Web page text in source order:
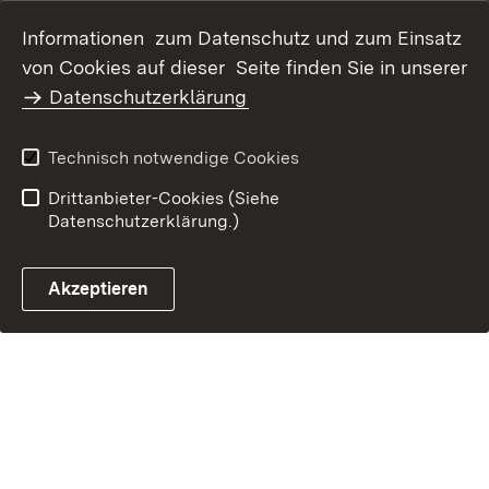
Barrierefreiheit
Benutzungshinweise
Impressum
Informationen zum Datenschutz und zum Einsatz
von Cookies auf dieser Seite finden Sie in unserer
Datenschutzerklärung
Technisch notwendige Cookies
Drittanbieter-Cookies (Siehe
Datenschutzerklärung.)
Akzeptieren